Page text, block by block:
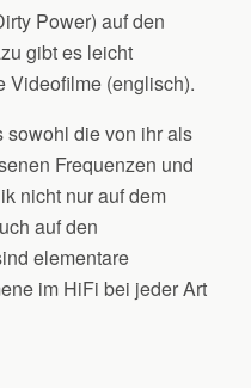
Power) auf den
gibt es leicht
Videofilme (englisch).
sowohl die von ihr als
Frequenzen und
nicht nur auf dem
auf den
elementare
im HiFi bei jeder Art